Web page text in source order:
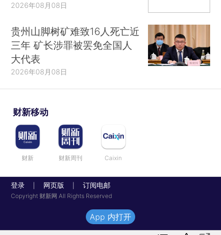
2026年08月08日
贵州山脚树矿难致16人死亡近
三年 矿长涉罪被罢免全国人
大代表
2026年08月08日
财新移动
财新 财新周刊 Caixin
登录 网页版 订阅电邮
Copyright 财新网 All Rights Reserved
App 内打开